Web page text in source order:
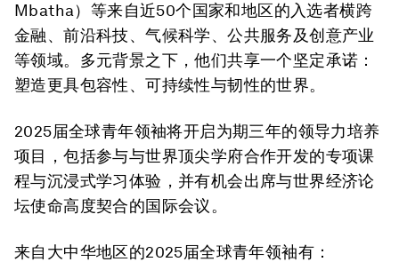
Mbatha）等来自近50个国家和地区的入选者横跨
金融、前沿科技、气候科学、公共服务及创意产业
等领域。多元背景之下，他们共享一个坚定承诺：
塑造更具包容性、可持续性与韧性的世界。
2025届全球青年领袖将开启为期三年的领导力培养
项目，包括参与与世界顶尖学府合作开发的专项课
程与沉浸式学习体验，并有机会出席与世界经济论
坛使命高度契合的国际会议。
来自大中华地区的2025届全球青年领袖有：